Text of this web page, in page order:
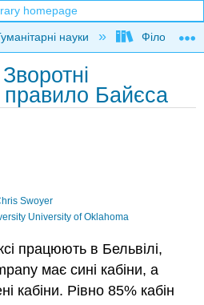
global hierarchy
науки Філософія
правило Байєса
Swoyer
University of Oklahoma
працюють в Бельвілі,
має сині кабіни, а
кабіни. Рівно 85% кабін